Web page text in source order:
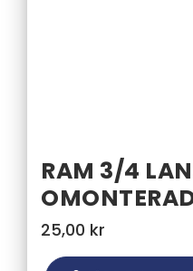
RAM 3/4
25,00 kr